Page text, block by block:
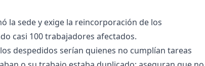
la sede y exige la reincorporación de los
casi 100 trabajadores afectados.
despedidos serían quienes no cumplían tareas